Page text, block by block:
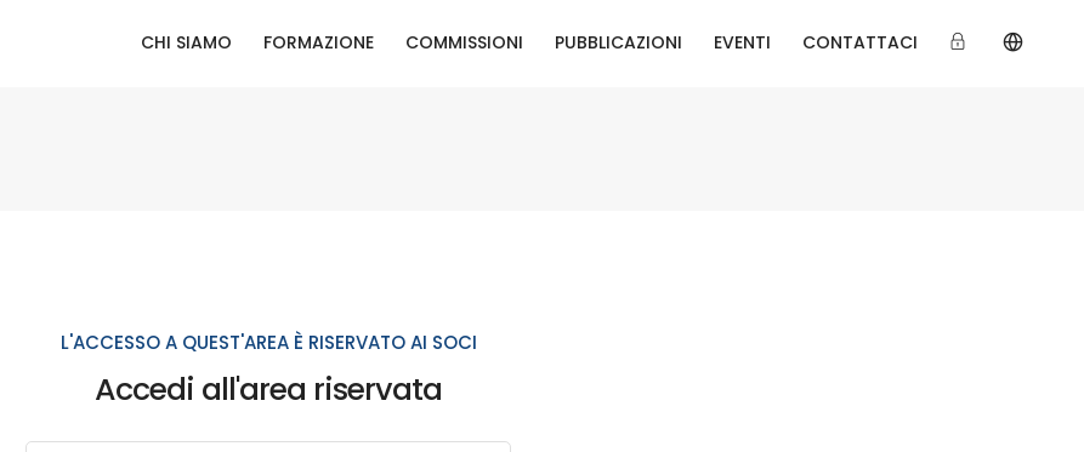
CHI SIAMO FORMAZIONE COMMISSIONI PUBBLICAZIONI EVENTI CONTATTACI
L'ACCESSO A QUEST'AREA È RISERVATO AI SOCI
Accedi all'area riservata